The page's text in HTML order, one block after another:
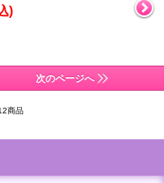
)
次のページへ
商品